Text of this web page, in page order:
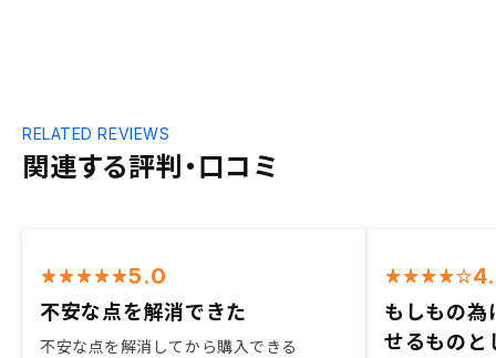
関連する評判・口コミ
RELATED REVIEWS
5.0
不安な点を解消できた
不安な点を解消してから購入できる
もしもの為
せるものと